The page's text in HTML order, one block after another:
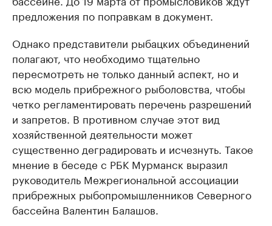
предложения по поправкам в документ.
Однако представители рыбацких объединений
полагают, что необходимо тщательно
пересмотреть не только данный аспект, но и
всю модель прибрежного рыболовства, чтобы
четко регламентировать перечень разрешений
и запретов. В противном случае этот вид
хозяйственной деятельности может
существенно деградировать и исчезнуть. Такое
мнение в беседе с РБК Мурманск выразил
руководитель Межрегиональной ассоциации
прибрежных рыбопромышленников Северного
бассейна Валентин Балашов.